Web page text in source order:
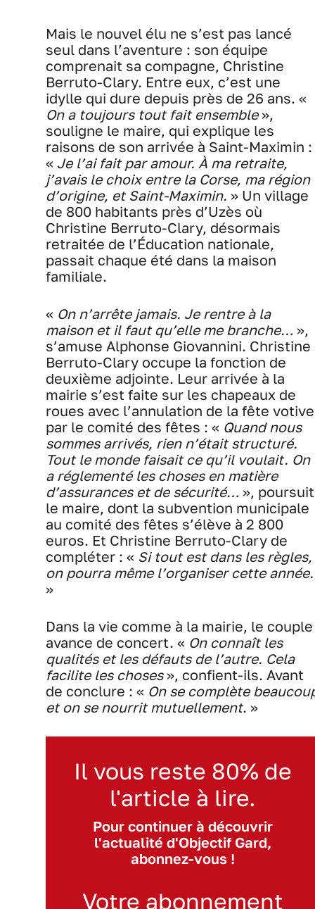
Mais le nouvel élu ne s’est pas lancé
seul dans l’aventure : son équipe
comprenait sa compagne, Christine
Berruto-Clary. Entre eux, c’est une
idylle qui dure depuis près de 26 ans. «
On a toujours tout fait ensemble»,
souligne le maire, qui explique les
raisons de son arrivée à Saint-Maximin :
« Je l’ai fait par amour. À ma retraite,
j’avais le choix entre la Corse, ma région
d’origine, et Saint-Maximin. » Un village
de 800 habitants près d’Uzès où
Christine Berruto-Clary, désormais
retraitée de l’Éducation nationale,
passait chaque été dans la maison
familiale.
« On n’arrête jamais. Je rentre à la
maison et il faut qu’elle me branche… »,
s’amuse Alphonse Giovannini. Christine
Berruto-Clary occupe la fonction de
deuxième adjointe. Leur arrivée à la
mairie s’est faite sur les chapeaux de
roues avec l’annulation de la fête votive
par le comité des fêtes : « Quand nous
sommes arrivés, rien n’était structuré.
Tout le monde faisait ce qu’il voulait. On
a réglementé les choses en matière
d’assurances et de sécurité… », poursuit
le maire, dont la subvention municipale
au comité des fêtes s’élève à 2 800
euros. Et Christine Berruto-Clary de
compléter : « Si tout est dans les règles,
on pourra même l’organiser cette année.
»
Dans la vie comme à la mairie, le couple
avance de concert. « On connaît les
qualités et les défauts de l’autre. Cela
facilite les choses », confient-ils. Avant
de conclure : « On se complète
et on se nourrit mutuellement. »
Il vous reste 80% de
l'article à lire.
Pour continuer à découvrir
l'actualité d'Objectif Gard,
abonnez-vous !
Votre abonnement